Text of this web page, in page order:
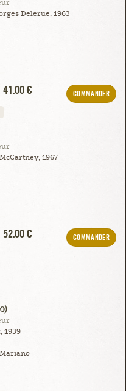
Delerue, 1963
41.00 €
COMMANDER
1967
52.00 €
COMMANDER
1939